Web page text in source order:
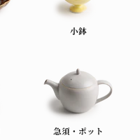
小鉢
急須・ポット